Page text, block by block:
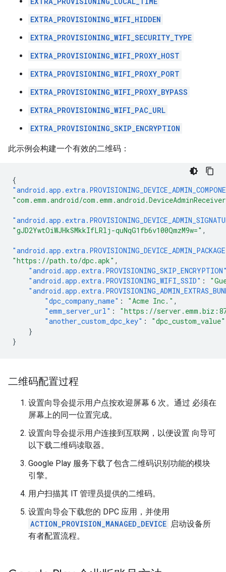
EXTRA_PROVISIONING_WIFI_HIDDEN
EXTRA_PROVISIONING_WIFI_SECURITY_TYPE
EXTRA_PROVISIONING_WIFI_PROXY_HOST
EXTRA_PROVISIONING_WIFI_PROXY_PORT
EXTRA_PROVISIONING_WIFI_PROXY_BYPASS
EXTRA_PROVISIONING_WIFI_PAC_URL
EXTRA_PROVISIONING_SKIP_ENCRYPTION
此示例会构建一个有效的二维码：
{
"com.emm.android/
"gJD2YwtOiWJHkSMkkIfLRlj-quNqG1fb6v100QmzM9w=" ,
"https://path.to/dpc.apk" ,
"android.app.extra.PROVISIONING_WIFI_SSID" :
"dpc_company_name" : "Acme Inc." ,
"emm_server_url" :
"https://
"another_custom_dpc_key" :
"dpc_custom_value"
}
}
二维码配置过程
设置向导会提示用户点按欢迎屏幕 6 次。通过 必须在
屏幕上的同一位置完成。
设置向导会提示用户连接到互联网，以便设置 向导可
以下载二维码读取器。
Google Play 服务下载了包含二维码识别功能的模块
引擎。
用户扫描其 IT 管理员提供的二维码。
设置向导会下载您的 DPC 应用，并使用
ACTION_PROVISION_MANAGED_DEVICE 启动设备所
有者配置流程。